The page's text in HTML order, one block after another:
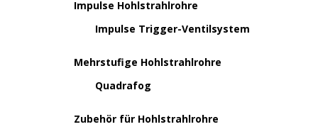
Impulse Hohlstrahlrohre
Impulse Trigger-Ventilsystem
Mehrstufige Hohlstrahlrohre
Quadrafog
Zubehör für Hohlstrahlrohre